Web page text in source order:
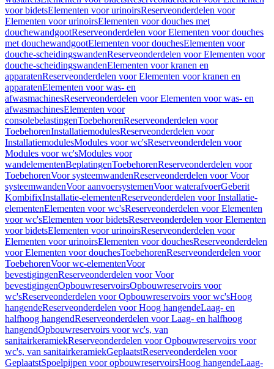
voor bidetsElementen voor urinoirsReserveonderdelen voor
Elementen voor urinoirsElementen voor douches met
douchewandgootReserveonderdelen voor Elementen voor douches
met douchewandgootElementen voor douchesElementen voor
douche-scheidingswandenReserveonderdelen voor Elementen voor
douche-scheidingswandenElementen voor kranen en
apparatenReserveonderdelen voor Elementen voor kranen en
apparatenElementen voor was- en
afwasmachinesReserveonderdelen voor Elementen voor was- en
afwasmachinesElementen voor
consolebelastingenToebehorenReserveonderdelen voor
ToebehorenInstallatiemodulesReserveonderdelen voor
InstallatiemodulesModules voor wc'sReserveonderdelen voor
Modules voor wc'sModules voor
wandelementenBeplatingenToebehorenReserveonderdelen voor
ToebehorenVoor systeemwandenReserveonderdelen voor Voor
systeemwandenVoor aanvoersystemenVoor waterafvoerGeberit
KombifixInstallatie-elementenReserveonderdelen voor Installatie-
elementenElementen voor wc'sReserveonderdelen voor Elementen
voor wc'sElementen voor bidetsReserveonderdelen voor Elementen
voor bidetsElementen voor urinoirsReserveonderdelen voor
Elementen voor urinoirsElementen voor douchesReserveonderdelen
voor Elementen voor douchesToebehorenReserveonderdelen voor
ToebehorenVoor wc-elementenVoor
bevestigingenReserveonderdelen voor Voor
bevestigingenOpbouwreservoirsOpbouwreservoirs voor
wc'sReserveonderdelen voor Opbouwreservoirs voor wc'sHoog
hangendeReserveonderdelen voor Hoog hangendeLaag- en
halfhoog hangendReserveonderdelen voor Laag- en halfhoog
hangendOpbouwreservoirs voor wc's, van
sanitairkeramiekReserveonderdelen voor Opbouwreservoirs voor
wc's, van sanitairkeramiekGeplaatstReserveonderdelen voor
GeplaatstSpoelpijpen voor opbouwreservoirsHoog hangendeLaag-